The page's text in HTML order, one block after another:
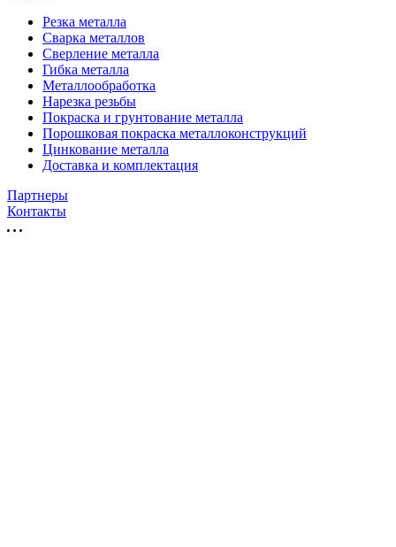
Резка металла
Сварка металлов
Сверление металла
Гибка металла
Металлообработка
Нарезка резьбы
Покраска и грунтование металла
Порошковая покраска металлоконструкций
Цинкование металла
Доставка и комплектация
Партнеры
Контакты